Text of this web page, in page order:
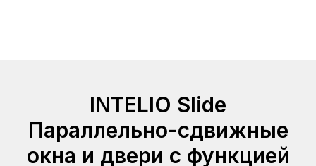
INTELIO Slide
Параллельно-сдвижные
окна и двери с функцией